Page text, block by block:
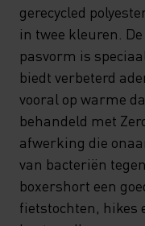
gerecycled
in twee kleuren.
pasvorm is
biedt verbeterd
vooral op warme
behandeld met
afwerking die
van bacteriën
boxershort een
fietstochten, hikes